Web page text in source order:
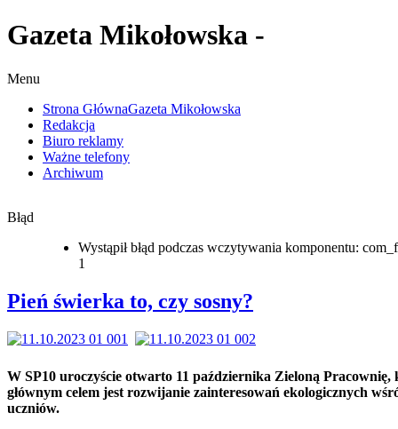
Gazeta Mikołowska -
Menu
Strona GłównaGazeta Mikołowska
Redakcja
Biuro reklamy
Ważne telefony
Archiwum
Błąd
Wystąpił błąd podczas wczytywania komponentu:
1
Pień świerka to, czy sosny?
W SP10 uroczyście otwarto 11 października Zieloną Pracownię,
głównym celem jest rozwijanie zainteresowań ekologicznych
uczniów.